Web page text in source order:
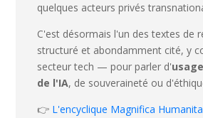
quelques acteurs privés
C'est désormais l'un des textes de
structuré et abondamment cité, y
secteur tech — pour parler d'
de l'IA, de souveraineté ou
👉 L'encyclique Magnifica